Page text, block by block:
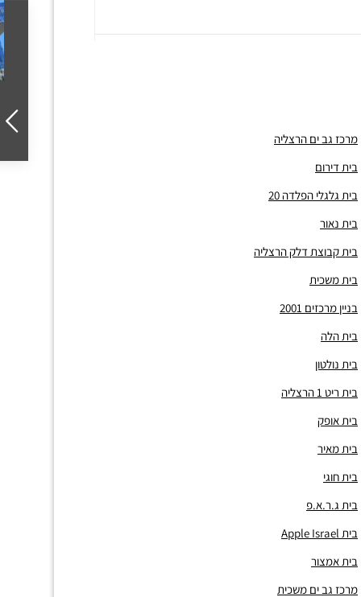
מרכז גב ים הרצליה
בית דירום
בית גלגלי הפלדה 20
בית נאור
בית קבוצת דלק הרצליה
בית משכית
בניין מרכזים 2001
בית הלה
בית נולטון
בית ריט 1 הרצליה
בית אופק
בית מאיר
בית חוגי
בית ג.ר.א.פ
בית Apple Israel
בית אמצור
מרכז גב ים משכית